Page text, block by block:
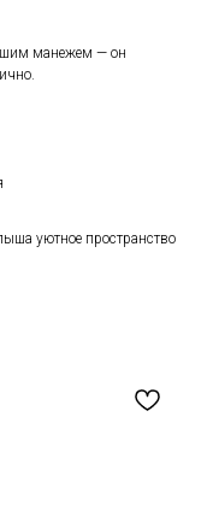
манежем — он
уютное пространство